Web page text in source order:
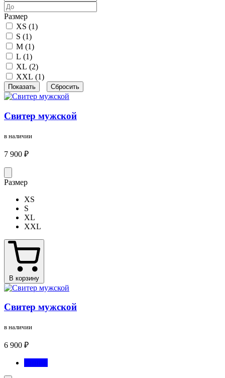
Размер
XS (1)
S (1)
M (1)
L (1)
XL (2)
XXL (1)
Свитер мужской
в наличии
7 900 ₽
Размер
XS
S
XL
XXL
В корзину
Свитер мужской
в наличии
6 900 ₽